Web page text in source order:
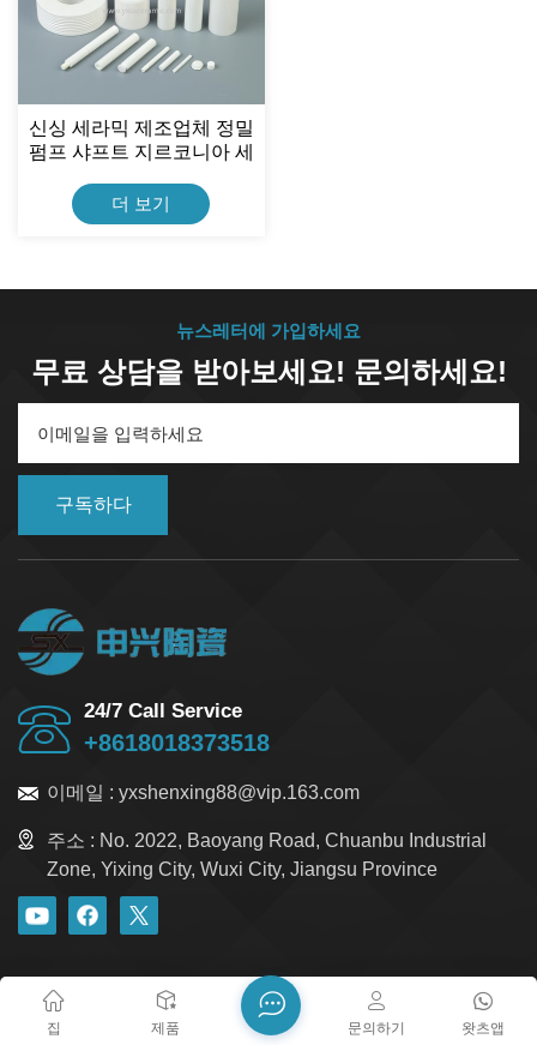
신싱 세라믹 제조업체 정밀
펌프 샤프트 지르코니아 세
더 보기
뉴스레터에 가입하세요
무료 상담을 받아보세요! 문의하세요!
구독하다
24/7 Call Service
+8618018373518
이메일 : yxshenxing88@vip.163.com
주소 : No. 2022, Baoyang Road, Chuanbu Industrial
Zone, Yixing City, Wuxi City, Jiangsu Province
Xml 개인정보 보호정책
사이트맵
저작권 @ 2026 Yixing Shenxing Technology Co., Ltd. 모든 권리
집 제품 왓츠앱
문의하기